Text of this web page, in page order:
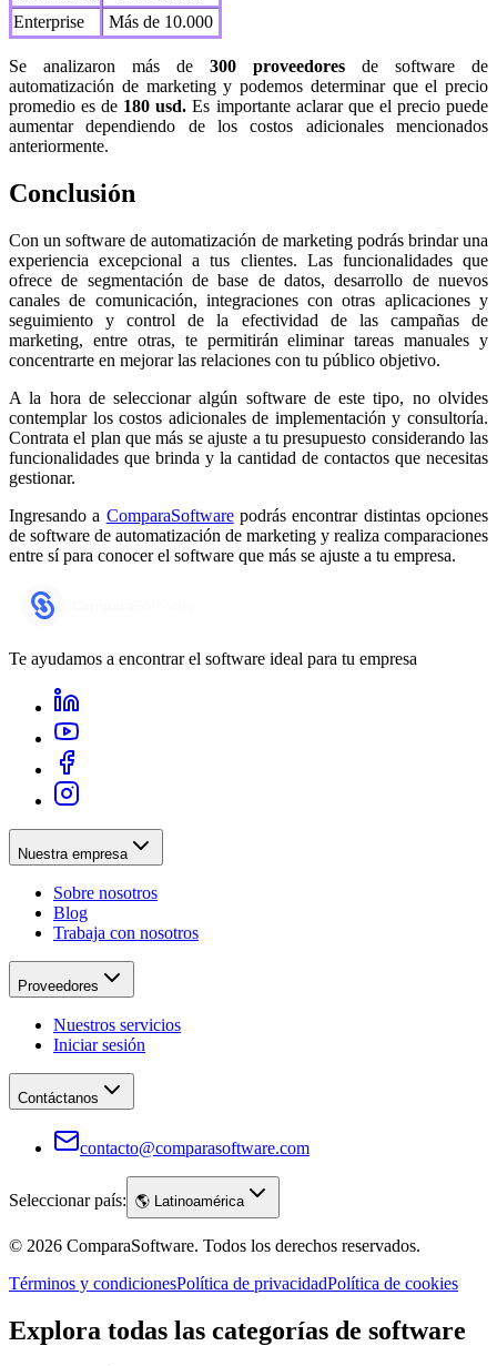
Enterprise
Más de 10.000
Se analizaron más de 300 proveedores de software de
automatización de marketing y podemos determinar que el precio
promedio es de 180 usd. Es importante aclarar que el precio puede
aumentar dependiendo de los costos adicionales mencionados
anteriormente.
Conclusión
Con un software de automatización de marketing podrás brindar una
experiencia excepcional a tus clientes. Las funcionalidades que
ofrece de segmentación de base de datos, desarrollo de nuevos
canales de comunicación, integraciones con otras aplicaciones y
seguimiento y control de la efectividad de las campañas de
marketing, entre otras, te permitirán eliminar tareas manuales y
concentrarte en mejorar las relaciones con tu público objetivo.
A la hora de seleccionar algún software de este tipo, no olvides
contemplar los costos adicionales de implementación y consultoría.
Contrata el plan que más se ajuste a tu presupuesto considerando las
funcionalidades que brinda y la cantidad de contactos que necesitas
gestionar.
Ingresando a ComparaSoftwarepodrás encontrar distintas opciones
de software de automatización de marketing y realiza comparaciones
entre sí para conocer el software que más se ajuste a tu empresa.
Te ayudamos a encontrar el software ideal para tu empresa
Nuestra empresa
Sobre nosotros
Blog
Trabaja con nosotros
Proveedores
Nuestros servicios
Iniciar sesión
Contáctanos
contacto@comparasoftware.com
Seleccionar país: 🌎 Latinoamérica
© 2026 ComparaSoftware. Todos los derechos reservados.
Términos y condicionesPolítica de privacidadPolítica de cookies
Explora todas las categorías de software